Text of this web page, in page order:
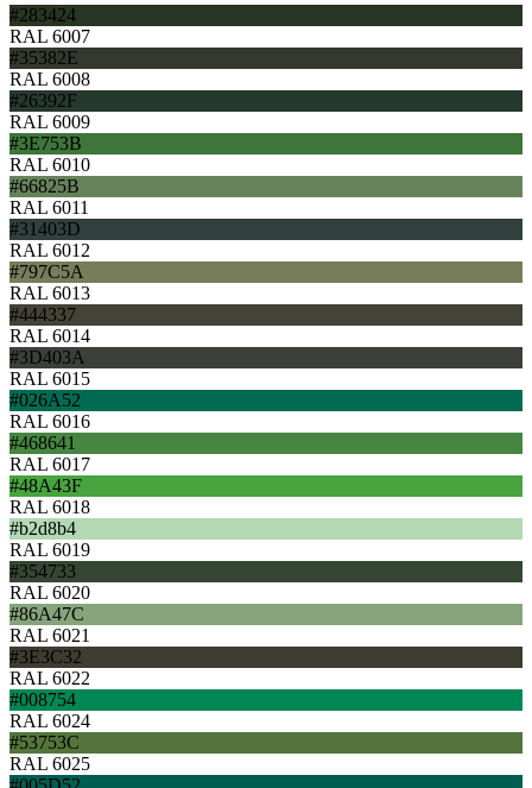
#283424
RAL 6007
#35382E
RAL 6008
#26392F
RAL 6009
#3E753B
RAL 6010
#66825B
RAL 6011
#31403D
RAL 6012
#797C5A
RAL 6013
#444337
RAL 6014
#3D403A
RAL 6015
#026A52
RAL 6016
#468641
RAL 6017
#48A43F
RAL 6018
#b2d8b4
RAL 6019
#354733
RAL 6020
#86A47C
RAL 6021
#3E3C32
RAL 6022
#008754
RAL 6024
#53753C
RAL 6025